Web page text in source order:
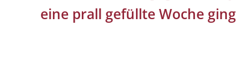
eine prall gefüllte Woche